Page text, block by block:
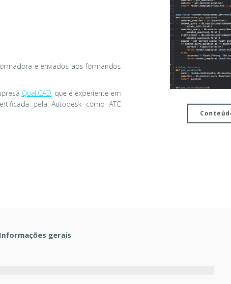
e enviados aos formandos
QualiCAD, que é experiente em
pela Autodesk como ATC
Informações gerais